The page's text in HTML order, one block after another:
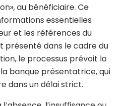
au bénéficiaire. Ce
essentielles
et les références du
présenté dans le cadre du
le processus prévoit la
banque présentatrice, qui
dans un délai strict.